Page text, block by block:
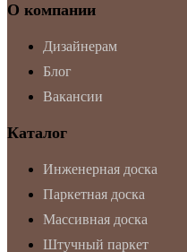
О компании
Дизайнерам
Блог
Вакансии
Каталог
Инженерная доска
Паркетная доска
Массивная доска
Штучный паркет